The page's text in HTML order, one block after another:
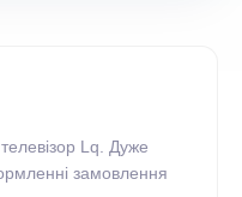
Lq. Дуже
замовлення